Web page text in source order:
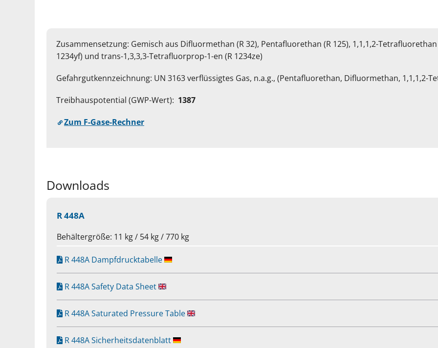
Zusammensetzung: Gemisch aus Difluormethan (R 32), Pentafluorethan (R 125), 1,1,1,2-Tetrafluorethan
1234yf) und trans-1,3,3,3-Tetrafluorprop-1-en (R 1234ze)
Gefahrgutkennzeichnung: UN 3163 verflüssigtes Gas, n.a.g., (Pentafluorethan, Difluormethan, 1,1,1,2-
Treibhauspotential (GWP-Wert): 1387
Zum F-Gase-Rechner
Downloads
R 448A
Behältergröße: 11 kg / 54 kg / 770 kg
R 448A Dampfdrucktabelle
R 448A Safety Data Sheet
R 448A Saturated Pressure Table
R 448A Sicherheitsdatenblatt